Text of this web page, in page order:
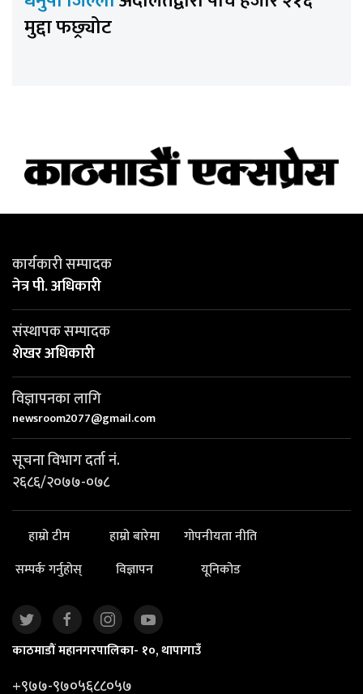
मुद्दा फछ्र्योट
कार्यकारी सम्पादक
नेत्र पी. अधिकारी
संस्थापक सम्पादक
शेखर अधिकारी
विज्ञापनका लागि
newsroom2077@gmail.com
सूचना विभाग दर्ता नं.
२६८६/२०७७-०७८
हाम्रो टीम हाम्रो बारेमा
गोपनीयता नीति
सम्पर्क गर्नुहोस्
विज्ञापन यूनिकोड
काठमाडौं महानगरपालिका- १०, थापागाउँ
+९७७-९७०५६८८०५७